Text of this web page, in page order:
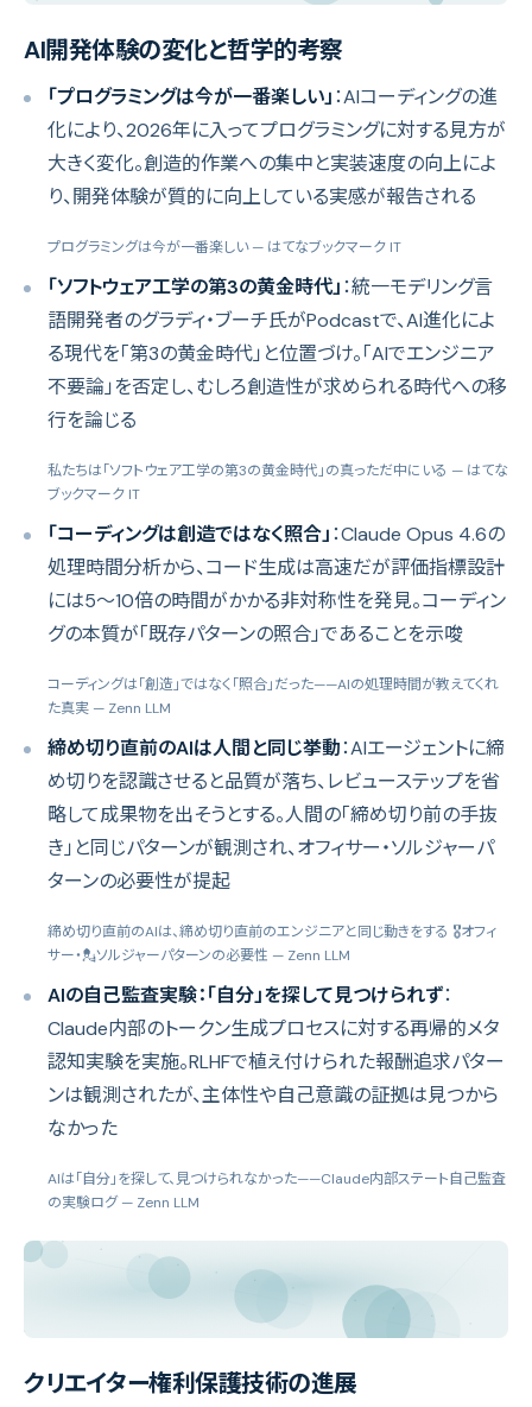
AI開発体験の変化と哲学的考察
「プログラミングは今が一番楽しい」：AIコーディングの進
化により、2026年に入ってプログラミングに対する見方が
大きく変化。創造的作業への集中と実装速度の向上によ
り、開発体験が質的に向上している実感が報告される
プログラミングは今が一番楽しい— はてなブックマーク IT
「ソフトウェア工学の第3の黄金時代」：統一モデリング言
語開発者のグラディ・ブーチ氏がPodcastで、AI進化によ
る現代を「第3の黄金時代」と位置づけ。「AIでエンジニア
不要論」を否定し、むしろ創造性が求められる時代への移
行を論じる
私たちは「ソフトウェア工学の第3の黄金時代」の真っただ中にいる — はてな
ブックマーク IT
「コーディングは創造ではなく照合」：Claude Opus 4.6の
処理時間分析から、コード生成は高速だが評価指標設計
には5〜10倍の時間がかかる非対称性を発見。コーディン
グの本質が「既存パターンの照合」であることを示唆
コーディングは「創造」ではなく「照合」だった——AIの処理時間が教えてくれ
た真実 — Zenn LLM
締め切り直前のAIは人間と同じ挙動：AIエージェントに締
め切りを認識させると品質が落ち、レビューステップを省
略して成果物を出そうとする。人間の「締め切り前の手抜
き」と同じパターンが観測され、オフィサー・ソルジャーパ
ターンの必要性が提起
締め切り直前のAIは、締め切り直前のエンジニアと同じ動きをする 🎖オフィ
サー・💂ソルジャーパターンの必要性 — Zenn LLM
AIの自己監査実験：「自分」を探して見つけられず：
Claude内部のトークン生成プロセスに対する再帰的メタ
認知実験を実施。RLHFで植え付けられた報酬追求パター
ンは観測されたが、主体性や自己意識の証拠は見つから
なかった
AIは「自分」を探して、見つけられなかった——Claude内部ステート自己監査
の実験ログ— Zenn LLM
クリエイター権利保護技術の進展